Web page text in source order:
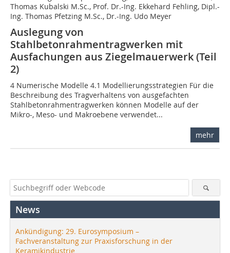
Thomas Kubalski M.Sc., Prof. Dr.-Ing. Ekkehard Fehling, Dipl.-
Ing. Thomas Pfetzing M.Sc., Dr.-Ing. Udo Meyer
Auslegung von
Stahlbetonrahmentragwerken mit
Ausfachungen aus Ziegelmauerwerk (Teil
2)
4 Numerische Modelle 4.1 Modellierungsstrategien Für die
Beschreibung des Tragverhaltens von ausgefachten
Stahlbetonrahmentragwerken können Modelle auf der
Mikro-, Meso- und Makroebene verwendet...
mehr
News
Ankündigung: 29. Eurosymposium –
Fachveranstaltung zur Praxisforschung in der
Keramikindustrie